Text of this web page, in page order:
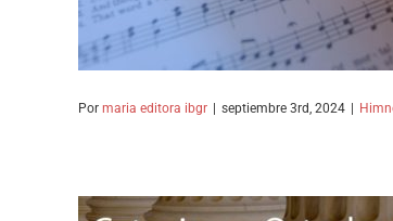
Por maria editora ibgr septiembre 3rd, 2024